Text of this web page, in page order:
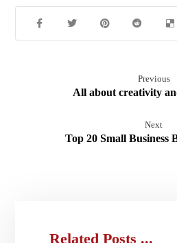
Previous
All about creativity
Next
Top 20 Small Business
Related Posts ...